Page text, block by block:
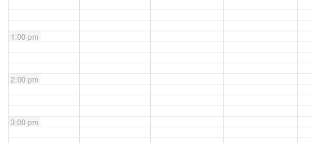
1:00 pm
2:00 pm
3:00 pm